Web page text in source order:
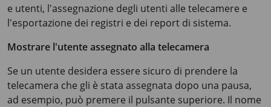
e utenti, l'assegnazione degli utenti alle telecamere e
l'esportazione dei registri e dei report di sistema.
Mostrare l'utente assegnato alla telecamera
Se un utente desidera essere sicuro di prendere la
telecamera che gli è stata assegnata dopo una pausa,
ad esempio, può premere il pulsante superiore. Il nome